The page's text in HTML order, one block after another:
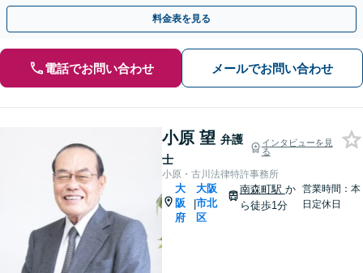
を全力でサポートいたします。【休日・夜間相談可】
料金表を見る
電話でお問い合わせ メールでお問い合わせ
小原 望 弁護
士
インタビューを見
る
小原・古川法律特許事務所
大
阪
府
|
大阪
市北
区
南森町駅 か
ら徒歩1分
営業時間：本
日定休日